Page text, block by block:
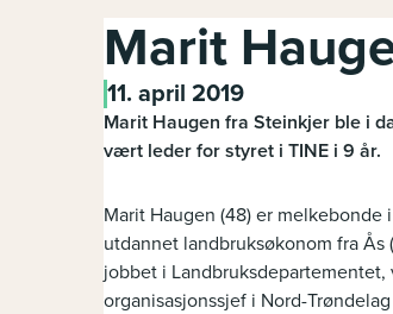
Marit
11. april 2019
Marit Haugen fra Steinkjer ble i
vært leder for styret i TINE i 9 år.
Marit Haugen (48) er melkebonde
utdannet landbruksøkonom fra
jobbet i
organisasjonssjef i Nord-